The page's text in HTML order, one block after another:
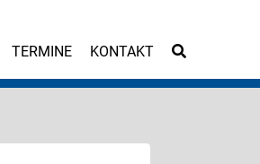
TERMINE KONTAKT